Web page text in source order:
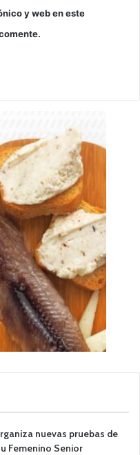
y web en este
nuevas pruebas de
Femenino Senior